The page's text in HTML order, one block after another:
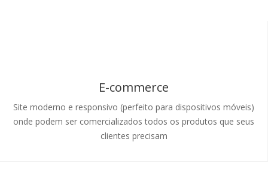
E-commerce
Site moderno e responsivo (perfeito para dispositivos móveis)
onde podem ser comercializados todos os produtos que seus
clientes precisam